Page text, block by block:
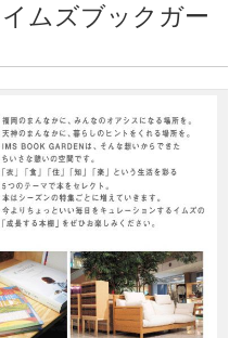
ムズブックガー